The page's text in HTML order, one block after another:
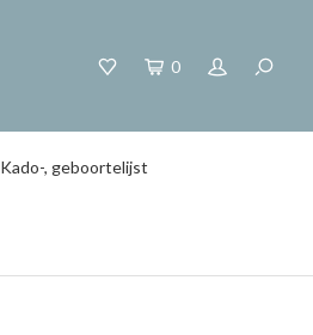
0
Kado-, geboortelijst